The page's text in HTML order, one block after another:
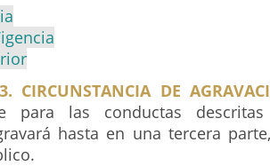
CIRCUNSTANCIA DE
para las conductas
hasta en una tercera